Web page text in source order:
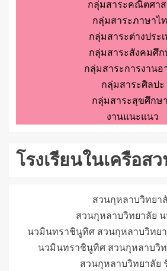
กลุ่มสาระคณิตศา
กลุ่มสาระภาษาไ
กลุ่มสาระต่างประ
กลุ่มสาระสังคมศึก
กลุ่มสาระการงานอ
กลุ่มสาระศิลปะ
กลุ่มสาระสุขศึกษ
งานแนะแนว
โรงเรียนในเครือส
สวนกุหลาบวิทยา
สวนกุหลาบวิทยาลัย
นวมินทราชินูทิศ สวนกุหลาบวิทย
นวมินทราชินูทิศ สวนกุหลาบวิ
สวนกุหลาบวิทยาลัย